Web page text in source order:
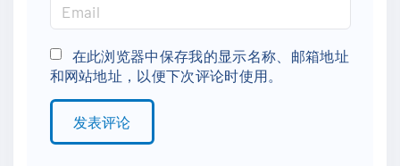
e
*
m
a
i
l
在此浏览器中保存我的显示名称、邮箱地址
和网站地址，以便下次评论时使用。